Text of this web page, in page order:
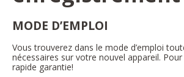
MODE D’EMPLOI
Vous trouverez dans le mode d’emploi
nécessaires sur votre nouvel appareil.
rapide garantie!